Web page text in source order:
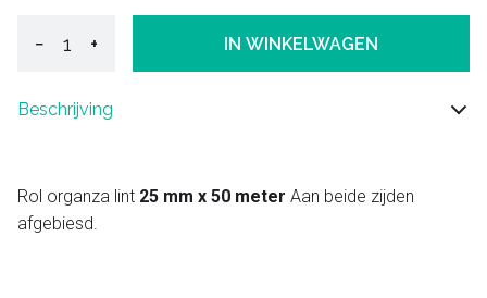
− + IN WINKELWAGEN
Beschrijving
Rol organza lint 25 mm x 50 meter Aan beide zijden
afgebiesd.